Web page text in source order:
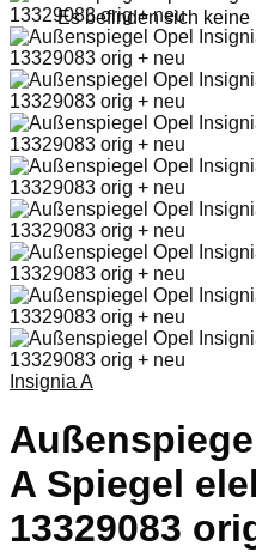
Es befinden sich keine
Insignia A
A Spiegel
13329083